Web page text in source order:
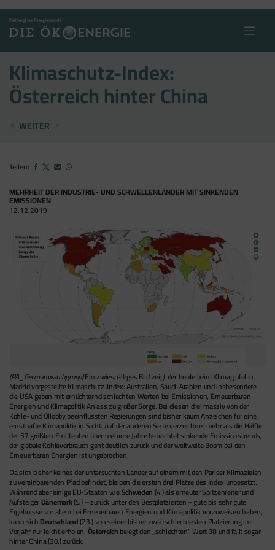
content
Klimaschutz-Index:
Österreich hinter China
DAS „RÜCKWÄRTS-KRAFTWERK“
WEITER
Teilen:
MEHRHEIT DER INDUSTRIE- UND SCHWELLENLÄNDER MIT SINKENDEN
EMISSIONEN
12.12.2019
(PA_Germanwatchgroup)Ein zwiespältiges Bild zeigt der heute beim Klimagipfel in
Madrid vorgestellte Klimaschutz-Index: Australien, Saudi-Arabien und insbesondere
die USA geben mit ernüchternd schlechten Werten bei Emissionen, Erneuerbaren
Energien und Klimapolitik Anlass zu großer Sorge. Bei diesen drei massiv von der
Kohle- und Öllobby beeinflussten Regierungen sind bisher kaum Anzeichen für eine
ernsthafte Klimapolitik in Sicht. Auf der anderen Seite verzeichnet mehr als die Hälfte
der 57 größten Emittenten über mehrere Jahre betrachtet sinkende Emissionstrends,
der globale Kohleverbrauch geht deutlich zurück und der weltweite Boom bei den
Erneuerbaren Energien ist ungebrochen.
Da sich bisher keines der untersuchten Länder auf einem mit den Pariser Klimazielen
zu vereinbarenden Pfad befindet, bleiben die ersten drei Plätze des Index unbesetzt.
Während aber einige EU-Staaten wieSchweden(4.) als erneuter Spitzenreiter und
AufsteigerDänemark(5.) – zurück unter den Bestplatzierten – gute bis sehr gute
Ergebnisse vor allem bei Erneuerbaren Energien und Klimapolitik vorzuweisen haben,
kann sichDeutschland(23.) von seiner bisher zweitschlechtesten Platzierung im
Vorjahr nur leicht erholen.Österreichbelegt den „schlechten“ Wert 38 und fällt sogar
hinter China (30.) zurück.